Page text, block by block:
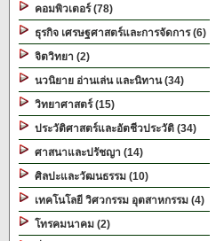
คอมพิวเตอร์ (78)
ธุรกิจ เศรษฐศาสตร์และการจัดการ (6)
จิตวิทยา (2)
นวนิยาย อ่านเล่น และนิทาน (34)
วิทยาศาสตร์ (15)
ประวัติศาสตร์และอัตชีวประวัติ (34)
ศาสนาและปรัชญา (14)
ศิลปะและวัฒนธรรม (10)
เทคโนโลยี วิศวกรรม อุตสาหกรรม (4)
โทรคมนาคม (2)